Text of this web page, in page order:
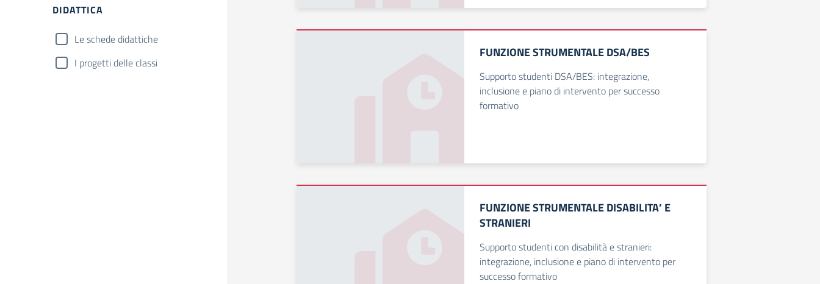
DIDATTICA
Le schede didattiche
I progetti delle classi
FUNZIONE STRUMENTALE DSA/BES
Supporto studenti DSA/BES: integrazione,
inclusione e piano di intervento per successo
formativo
FUNZIONE STRUMENTALE DISABILITA’ E
STRANIERI
Supporto studenti con disabilità e stranieri:
integrazione, inclusione e piano di intervento per
successo formativo